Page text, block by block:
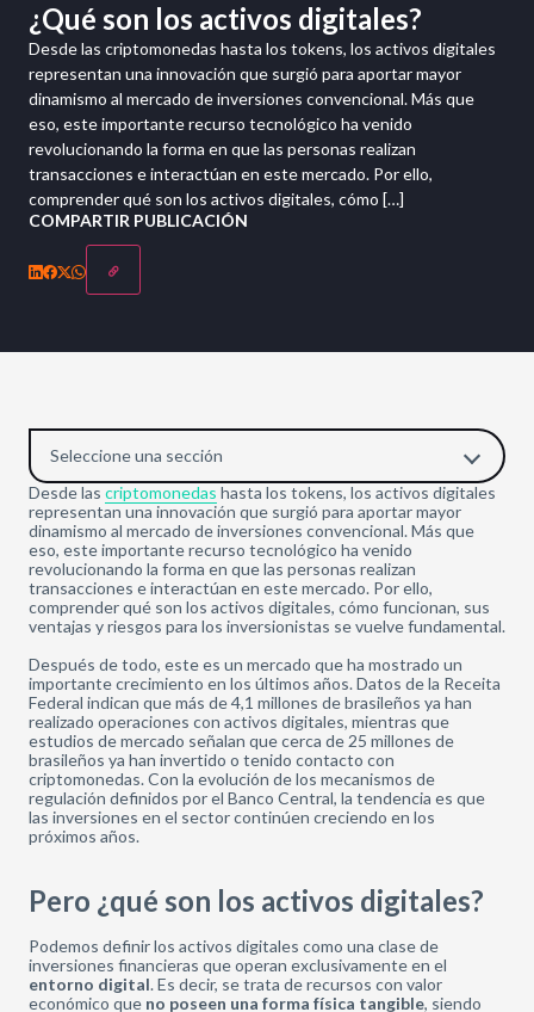
¿Qué son los activos digitales?
Desde las criptomonedas hasta los tokens, los activos digitales
representan una innovación que surgió para aportar mayor
dinamismo al mercado de inversiones convencional. Más que
eso, este importante recurso tecnológico ha venido
revolucionando la forma en que las personas realizan
transacciones e interactúan en este mercado. Por ello,
comprender qué son los activos digitales, cómo […]
COMPARTIR PUBLICACIÓN
Seleccione una sección
Desde las criptomonedas hasta los tokens, los activos digitales
representan una innovación que surgió para aportar mayor
dinamismo al mercado de inversiones convencional. Más que
eso, este importante recurso tecnológico ha venido
revolucionando la forma en que las personas realizan
transacciones e interactúan en este mercado. Por ello,
comprender qué son los activos digitales, cómo funcionan, sus
ventajas y riesgos para los inversionistas se vuelve fundamental.
Después de todo, este es un mercado que ha mostrado un
importante crecimiento en los últimos años. Datos de la Receita
Federal indican que más de 4,1 millones de brasileños ya han
realizado operaciones con activos digitales, mientras que
estudios de mercado señalan que cerca de 25 millones de
brasileños ya han invertido o tenido contacto con
criptomonedas. Con la evolución de los mecanismos de
regulación definidos por el Banco Central, la tendencia es que
las inversiones en el sector continúen creciendo en los
próximos años.
Pero ¿qué son los activos digitales?
Podemos definir los activos digitales como una clase de
inversiones financieras que operan exclusivamente en el
entorno digital. Es decir, se trata de recursos con valor
económico que no poseen una forma física tangible, siendo